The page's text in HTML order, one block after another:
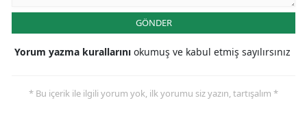
GÖNDER
Yorum yazma kurallarını okumuş ve kabul etmiş sayılırsınız
* Bu içerik ile ilgili yorum yok, ilk yorumu siz yazın, tartışalım *